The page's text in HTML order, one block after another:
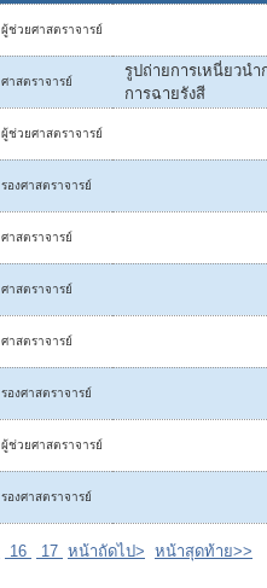
ผู้ช่วยศาสตราจารย์
ศาสตราจารย์
รูปถ่ายการเหนี่ยวนำ
การฉายรังสี
ผู้ช่วยศาสตราจารย์
รองศาสตราจารย์
ศาสตราจารย์
ศาสตราจารย์
ศาสตราจารย์
รองศาสตราจารย์
ผู้ช่วยศาสตราจารย์
รองศาสตราจารย์
16 17 หน้าถัดไป> หน้าสุดท้าย>>